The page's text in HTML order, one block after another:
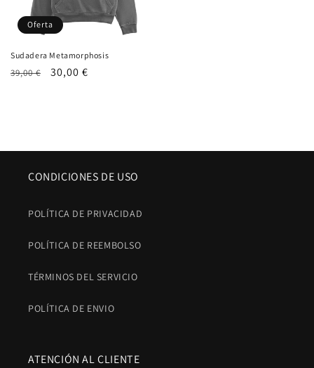
Oferta
Sudadera Metamorphosis
Precio
39,00 €
Precio
30,00 €
CONDICIONES DE USO
POLÍTICA DE PRIVACIDAD
POLÍTICA DE REEMBOLSO
TÉRMINOS DEL SERVICIO
POLÍTICA DE ENVIO
ATENCIÓN AL CLIENTE